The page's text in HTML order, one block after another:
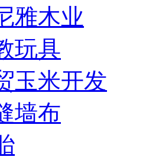
雅木业
玩具
玉米开发
墙布